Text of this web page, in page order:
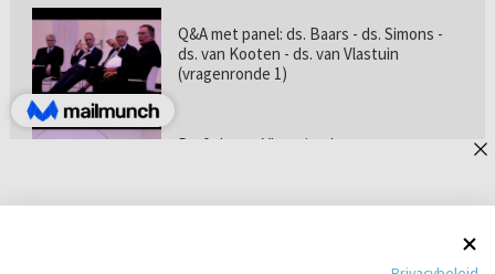
Q&A met panel: ds. Baars - ds. Simons -
ds. van Kooten - ds. van Vlastuin
(vragenronde 1)
Prof. dr. van Vlastuin - Is